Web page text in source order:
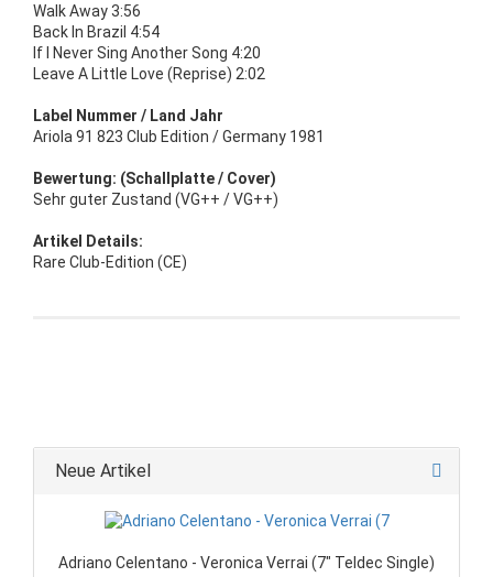
Walk Away 3:56
Back In Brazil 4:54
If I Never Sing Another Song 4:20
Leave A Little Love (Reprise) 2:02
Label Nummer / Land Jahr
Ariola 91 823 Club Edition / Germany 1981
Bewertung: (Schallplatte / Cover)
Sehr guter Zustand (VG++ / VG++)
Artikel Details:
Rare Club-Edition (CE)
Neue Artikel
Adriano Celentano - Veronica Verrai (7" Teldec Single)